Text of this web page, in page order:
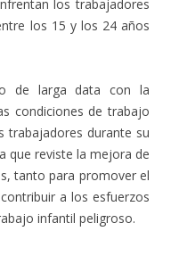
los trabajadores
los 15 y los 24 años
de larga data con la
condiciones de trabajo
trabajadores durante su
que reviste la mejora de
tanto para promover el
a los esfuerzos
infantil peligroso.